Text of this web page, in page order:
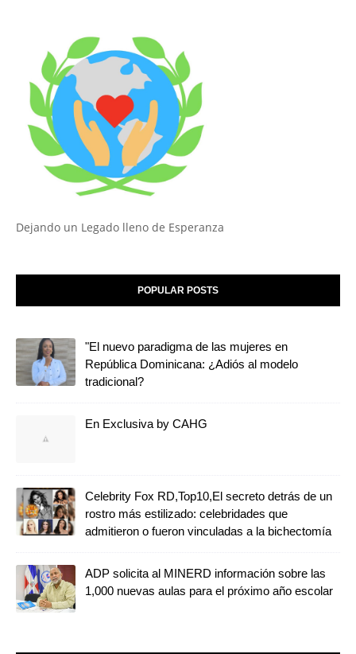
Dejando un Legado lleno de Esperanza
POPULAR POSTS
"El nuevo paradigma de las mujeres en
República Dominicana: ¿Adiós al modelo
tradicional?
En Exclusiva by CAHG
Celebrity Fox RD,Top10,El secreto detrás de un
rostro más estilizado: celebridades que
admitieron o fueron vinculadas a la bichectomía
ADP solicita al MINERD información sobre las
1,000 nuevas aulas para el próximo año escolar